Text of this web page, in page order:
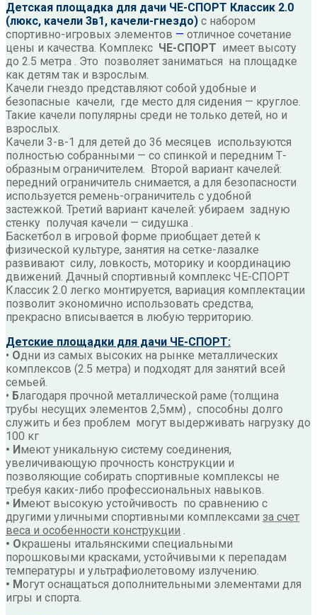
Детская площадка для дачи ЧЕ-СПОРТ Классик 2.0
(люкс, качели 3в1, качели-гнездо) с набором
спортивно-игровых элементов — отличное сочетание
цены и качества. Комплекс ЧЕ-СПОРТ имеет высоту
до 2.5 метра . Это позволяет заниматься на площадке
как детям так и взрослым.
Качели гнездо представляют собой удобные и
безопасные качели, где место для сидения — круглое.
Такие качели популярны среди не только детей, но и
взрослых.
Качели 3-в-1 для детей до 36 месяцев используются
полностью собранными — со спинкой и передним Т-
образным ограничителем. Второй вариант качелей:
передний ограничитель снимается, а для безопасности
используется ремень-ограничитель с удобной
застежкой. Третий вариант качелей: убираем задную
стенку получая качели — сидушка .
Баскетбол в игровой форме приобщает детей к
физической культуре, занятия на сетке-лазалке
развивают силу, ловкость, моторику и координацию
движений. Дачный спортивный комплекс ЧЕ-СПОРТ
Классик 2.0 легко монтируется, вариация комплектации
позволит экономично использовать средства,
прекрасно вписывается в любую территорию.
Детские площадки для дачи ЧЕ-СПОРТ:
• Одни из самых высоких на рынке металлических
комплексов (2.5 метра) и подходят для занятий всей
семьей.
• Благодаря прочной металлической раме (толщина
трубы несущих элементов 2,5мм) , способны долго
служить и без проблем могут выдерживать нагрузку до
100 кг
• И меют уникальную систему соединения,
увеличивающую прочность конструкции и
позволяющие собирать спортивные комплексы не
требуя каких-либо профессиональных навыков.
• И меют высокую устойчивость по сравнению с
другими уличными спортивными комплексами за счет
веса и особенности конструкции .
• Окрашены итальянскими специальными
порошковыми красками, устойчивыми к перепадам
температуры и ультрафиолетовому излучению.
• Могут оснащаться дополнительными элементами для
игры и спорта.